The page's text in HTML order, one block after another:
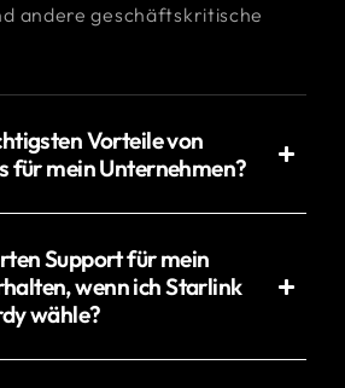
andere geschäftskritische
Vorteile von
für mein Unternehmen?
Support für mein
wenn ich Starlink
wähle?